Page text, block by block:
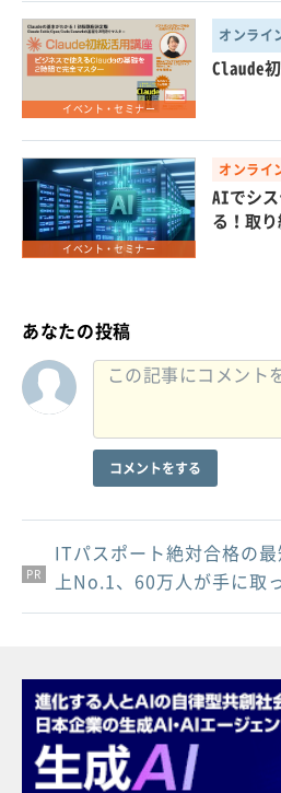
イベント・セミナー
Claude
イベント・セミナー
オンライ
AIでシ
る！取
あなたの投稿
コメントをする
PR
PR
PR
ITパスポート絶対合格の
上No.1、60万人が手に取